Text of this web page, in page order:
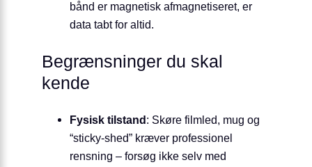
bånd er magnetisk afmagnetiseret, er
data tabt for altid.
Begrænsninger du skal
kende
Fysisk tilstand: Skøre filmled, mug og
“sticky-shed” kræver professionel
rensning – forsøg ikke selv med